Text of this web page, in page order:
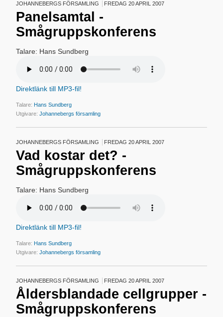
JOHANNEBERGS FÖRSAMLING FREDAG 20 APRIL 2007
Panelsamtal -
Smågruppskonferens
Talare: Hans Sundberg
Direktlänk till MP3-fil!
Talare:Hans Sundberg
Utgivare:Johannebergs församling
JOHANNEBERGS FÖRSAMLING FREDAG 20 APRIL 2007
Vad kostar det? -
Smågruppskonferens
Talare: Hans Sundberg
Direktlänk till MP3-fil!
Talare:Hans Sundberg
Utgivare:Johannebergs församling
JOHANNEBERGS FÖRSAMLING FREDAG 20 APRIL 2007
Åldersblandade cellgrupper -
Smågruppskonferens